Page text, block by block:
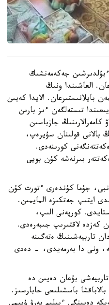
ءبۇلدىرشىن جەكەمەنشىك
العاشىندا ونىڭ
بايلانىستىرعان. الايدا كەيىن
تىستەلگەن ءىز بارىن
كامەرالارىنىڭ جازباسىن
بالانى قولىنان سۇيرەپ،
كورىنەدى.
بىرنەشە كۇن بويى
جۇما كۇندەرى ءتورت كۇن
ايتىپ جەتكىزە المايمىن.
كورپەنى الىپ،
كەزدە لاقتىرىپ جىبەرەدى.
تاربيەشىنىڭ ەتەگىنە
ونى دا بەرمەيدى، - دەدى
تاربيەشى بۇعان دەيىن دە
باسشىلىعى حابارسىز.